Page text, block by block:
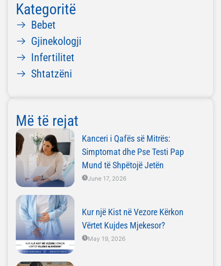
Kategoritë
Bebet
Gjinekologji
Infertilitet
Shtatzëni
Më të rejat
Kanceri i Qafës së Mitrës:
Simptomat dhe Pse Testi Pap
Mund të Shpëtojë Jetën
June 17, 2026
Kur një Kist në Vezore Kërkon
Vërtet Kujdes Mjekesor?
May 19, 2026